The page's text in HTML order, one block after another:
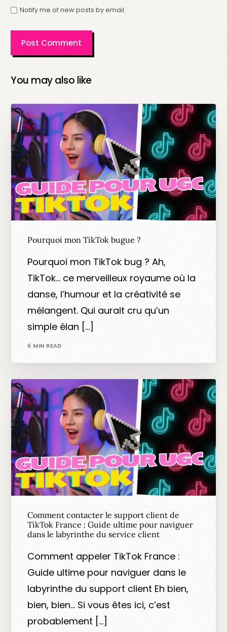
Notify me of new posts by email.
You may also like
Pourquoi mon TikTok bugue ?
Pourquoi mon TikTok bug ? Ah,
TikTok… ce merveilleux royaume où la
danse, l’humour et la créativité se
mélangent. Qui aurait cru qu’un
simple élan […]
6 MIN READ
Comment contacter le support client de
TikTok France : Guide ultime pour naviguer
dans le labyrinthe du service client
Comment appeler TikTok France :
Guide ultime pour naviguer dans le
labyrinthe du support client Eh bien,
bien, bien… Si vous êtes ici, c’est
probablement […]